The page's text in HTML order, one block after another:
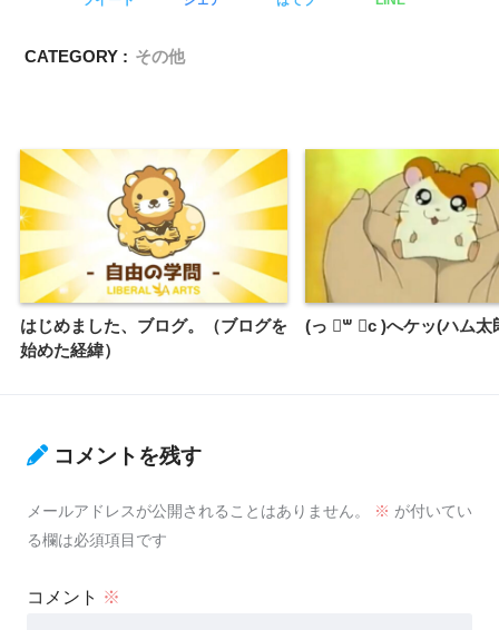
CATEGORY : その他
はじめました、ブログ。（ブログを
始めた経緯）
(っ ॑꒳ ॑c )へケッ(ハム太
コメントを残す
メールアドレスが公開されることはありません。 ※ が付いてい
る欄は必須項目です
コメント ※